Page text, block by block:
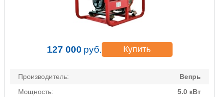
127 000 руб. Купить
Производитель:
Вепрь
Мощность:
5.0 кВт